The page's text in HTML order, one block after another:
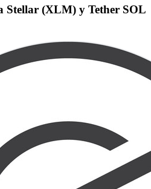
Stellar (XLM) y Tether SOL